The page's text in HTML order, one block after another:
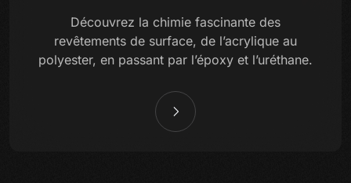
Découvrez la chimie fascinante des
revêtements de surface, de l’acrylique au
polyester, en passant par l’époxy et l’uréthane.